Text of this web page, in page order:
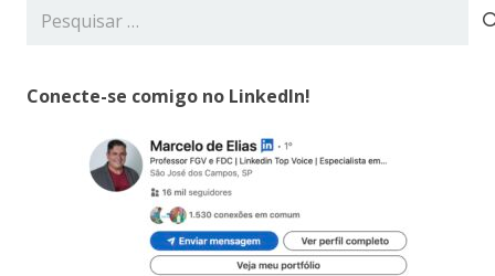
Pesquisar
Conecte-se comigo no LinkedIn!